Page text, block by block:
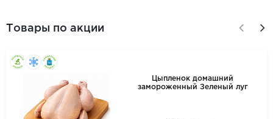
Товары по акции
Цыпленок домашний
замороженный Зеленый луг